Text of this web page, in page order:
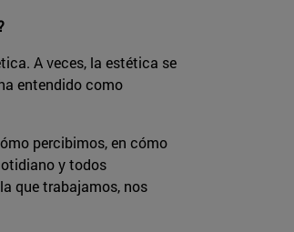
A veces, la estética se
entendido como
percibimos, en cómo
y todos
que trabajamos, nos